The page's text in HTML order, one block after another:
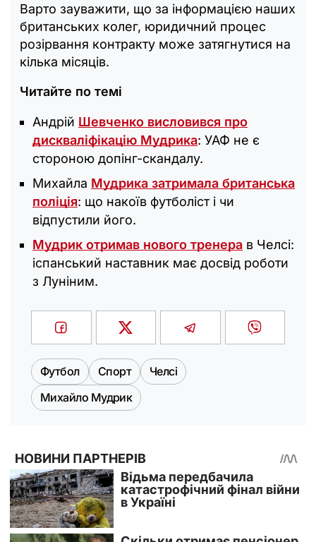
Варто зауважити, що за інформацією наших
британських колег, юридичний процес
розірвання контракту може затягнутися на
кілька місяців.
Читайте по темі
Андрій Шевченко висловився про
дискваліфікацію Мудрика: УАФ не є
стороною допінг-скандалу.
Михайла Мудрика затримала британська
поліція: що накоїв футболіст і чи
відпустили його.
Мудрик отримав нового тренера в Челсі:
іспанський наставник має досвід роботи
з Луніним.
Футбол Спорт
Челсі
Михайло Мудрик